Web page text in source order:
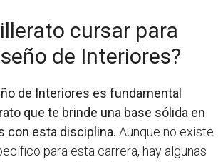
cursar para
de Interiores?
de Interiores es fundamental
que te brinde una base sólida en
con esta disciplina. Aunque no existe
para esta carrera, hay algunas